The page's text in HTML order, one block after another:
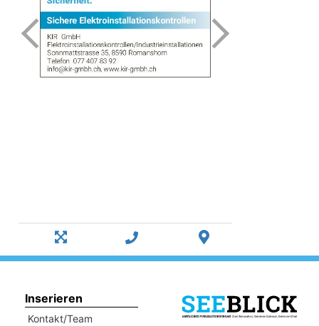
Inserieren
Kontakt/Team